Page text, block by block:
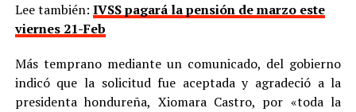
Lee también: IVSS pagará la pensión de marzo este
viernes 21-Feb
Más temprano mediante un comunicado, del gobierno
indicó que la solicitud fue aceptada y agradeció a la
presidenta hondureña, Xiomara Castro, por «toda la